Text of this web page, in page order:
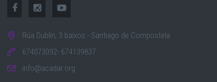
Rúa Dublín, 3 baixos - Santiago de Compostela
674073092- 674139837
info@acadar.org